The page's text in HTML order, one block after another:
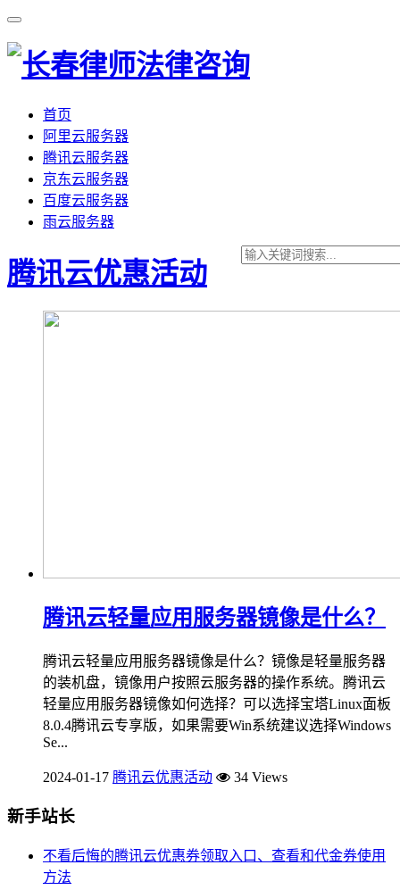
首页
阿里云服务器
腾讯云服务器
京东云服务器
百度云服务器
雨云服务器
腾讯云优惠活动
腾讯云轻量应用服务器镜像是什么？
腾讯云轻量应用服务器镜像是什么？镜像是轻量服务器
的装机盘，镜像用户按照云服务器的操作系统。腾讯云
轻量应用服务器镜像如何选择？可以选择宝塔Linux面板
8.0.4腾讯云专享版，如果需要Win系统建议选择Windows
Se...
2024-01-17 腾讯云优惠活动 34 Views
新手站长
不看后悔的腾讯云优惠券领取入口、查看和代金券使用
方法